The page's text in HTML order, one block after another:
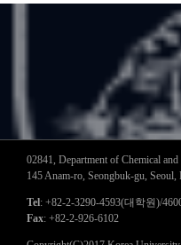
02841, Department of Chemical
145 Anam-ro, Seongbuk-gu,
Tel: +82-2-3290-4593(대학원)/
Fax: +82-2-926-6102